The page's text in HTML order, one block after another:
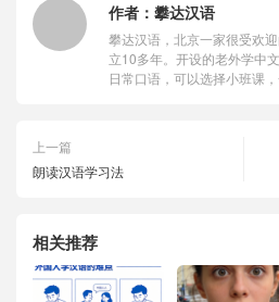
作者： 攀达汉语
攀达汉语，北京一家很受欢
立10多年。开设的老外学中
日常口语，可以选择小班课，
上一篇
朗读汉语学习法
相关推荐